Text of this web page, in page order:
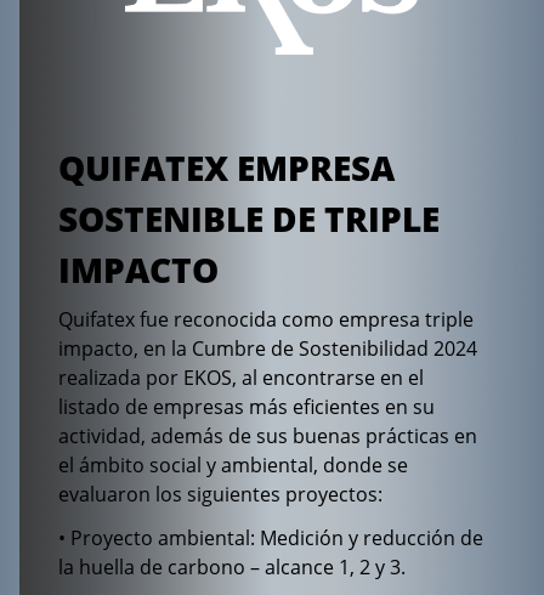
QUIFATEX EMPRESA
SOSTENIBLE DE TRIPLE
IMPACTO
Quifatex fue reconocida como empresa triple
impacto, en la Cumbre de Sostenibilidad 2024
realizada por EKOS, al encontrarse en el
listado de empresas más eficientes en su
actividad, además de sus buenas prácticas en
el ámbito social y ambiental, donde se
evaluaron los siguientes proyectos:
• Proyecto ambiental: Medición y reducción de
la huella de carbono – alcance 1, 2 y 3.